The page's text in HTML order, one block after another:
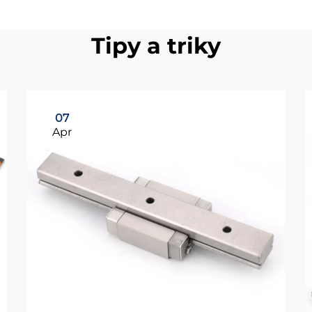
Tipy a triky
07
Apr